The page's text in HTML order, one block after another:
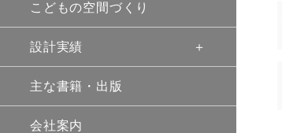
こどもの空間づくり
設計実績
主な書籍・出版
会社案内